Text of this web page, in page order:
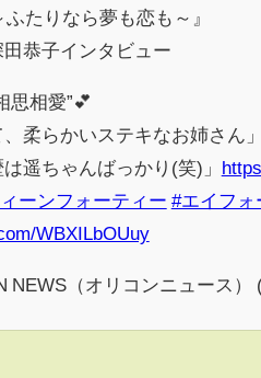
ふたりなら夢も恋も～』
恭子インタビュー
思相愛”💕
、柔らかいステキなお姉さん」
は遥ちゃんばっかり(笑)」
ーンフォーティー #エイフォ
WBXILbOUuy
NEWS（オリコンニュース）